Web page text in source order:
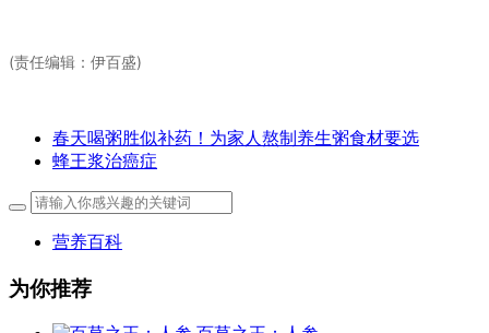
(责任编辑：伊百盛)
春天喝粥胜似补药！为家人熬制养生粥食材要选
蜂王浆治癌症
营养百科
为你推荐